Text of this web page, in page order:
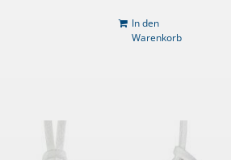
In den
Warenkorb